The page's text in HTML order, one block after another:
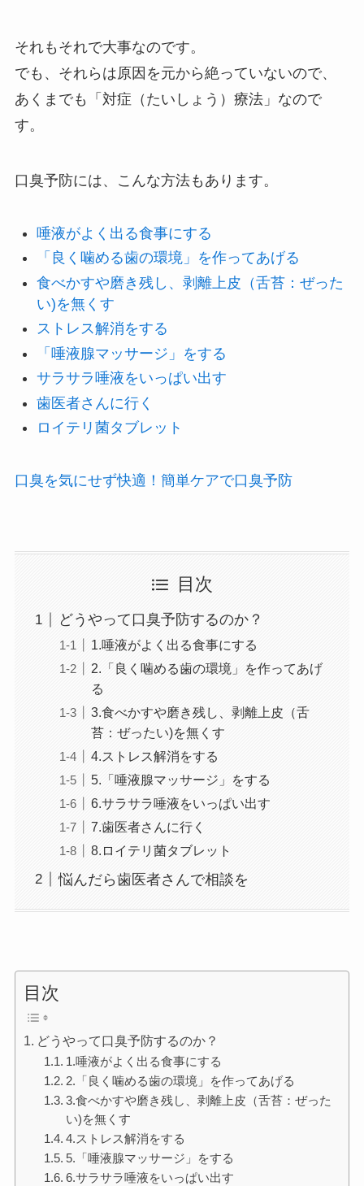
それもそれで大事なのです。
でも、それらは原因を元から絶っていないので、
あくまでも「対症（たいしょう）療法」なので
す。
口臭予防には、こんな方法もあります。
唾液がよく出る食事にする
「良く噛める歯の環境」を作ってあげる
食べかすや磨き残し、剥離上皮（舌苔：ぜった
い)を無くす
ストレス解消をする
「唾液腺マッサージ」をする
サラサラ唾液をいっぱい出す
歯医者さんに行く
ロイテリ菌タブレット
口臭を気にせず快適！簡単ケアで口臭予防
目次
どうやって口臭予防するのか？
1.唾液がよく出る食事にする
2.「良く噛める歯の環境」を作ってあげ
る
3.食べかすや磨き残し、剥離上皮（舌
苔：ぜったい)を無くす
4.ストレス解消をする
5.「唾液腺マッサージ」をする
6.サラサラ唾液をいっぱい出す
7.歯医者さんに行く
8.ロイテリ菌タブレット
悩んだら歯医者さんで相談を
目次
どうやって口臭予防するのか？
1.唾液がよく出る食事にする
2.「良く噛める歯の環境」を作ってあげる
3.食べかすや磨き残し、剥離上皮（舌苔：ぜった
い)を無くす
4.ストレス解消をする
5.「唾液腺マッサージ」をする
6.サラサラ唾液をいっぱい出す